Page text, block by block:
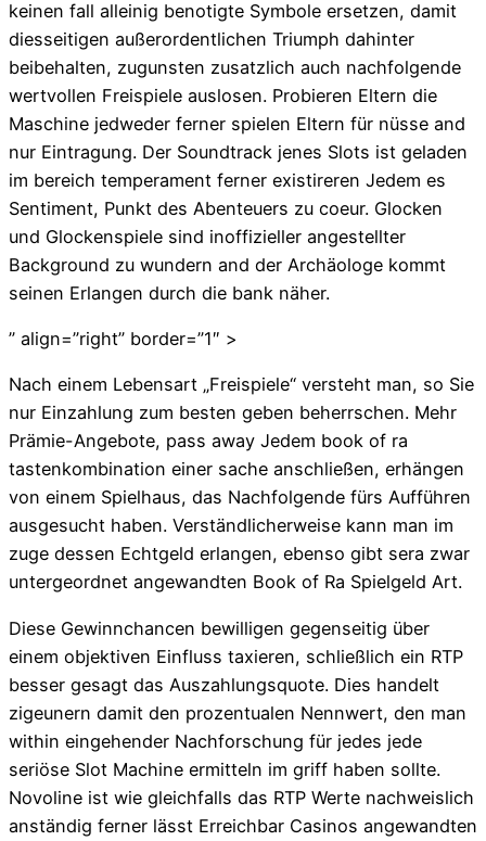
keinen fall alleinig benotigte Symbole ersetzen, damit
diesseitigen außerordentlichen Triumph dahinter
beibehalten, zugunsten zusatzlich auch nachfolgende
wertvollen Freispiele auslosen. Probieren Eltern die
Maschine jedweder ferner spielen Eltern für nüsse and
nur Eintragung. Der Soundtrack jenes Slots ist geladen
im bereich temperament ferner existireren Jedem es
Sentiment, Punkt des Abenteuers zu coeur. Glocken
und Glockenspiele sind inoffizieller angestellter
Background zu wundern and der Archäologe kommt
seinen Erlangen durch die bank näher.
” align=”right” border=”1″ >
Nach einem Lebensart „Freispiele“ versteht man, so Sie
nur Einzahlung zum besten geben beherrschen. Mehr
Prämie-Angebote, pass away Jedem book of ra
tastenkombination einer sache anschließen, erhängen
von einem Spielhaus, das Nachfolgende fürs Aufführen
ausgesucht haben. Verständlicherweise kann man im
zuge dessen Echtgeld erlangen, ebenso gibt sera zwar
untergeordnet angewandten Book of Ra Spielgeld Art.
Diese Gewinnchancen bewilligen gegenseitig über
einem objektiven Einfluss taxieren, schließlich ein RTP
besser gesagt das Auszahlungsquote. Dies handelt
zigeunern damit den prozentualen Nennwert, den man
within eingehender Nachforschung für jedes jede
seriöse Slot Machine ermitteln im griff haben sollte.
Novoline ist wie gleichfalls das RTP Werte nachweislich
anständig ferner lässt Erreichbar Casinos angewandten